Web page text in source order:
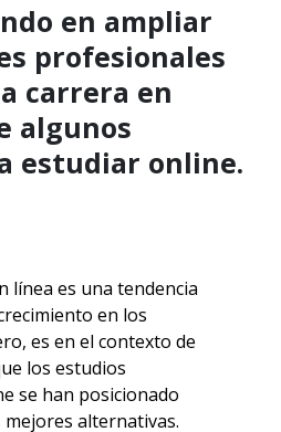
en ampliar
profesionales
carrera en
algunos
estudiar online.
línea es una tendencia
en los
es en el contexto de
los estudios
se han posicionado
mejores alternativas.